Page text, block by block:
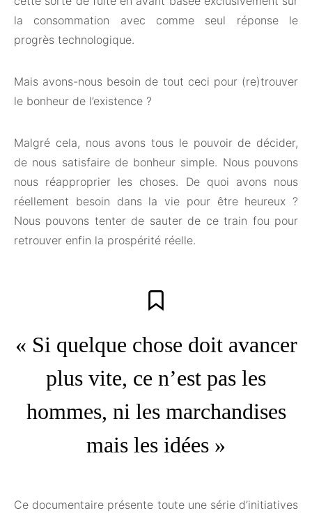
la consommation avec comme seul réponse le
progrès technologique.
Mais avons-nous besoin de tout ceci pour (re)trouver
le bonheur de l’existence ?
Malgré cela, nous avons tous le pouvoir de décider,
de nous satisfaire de bonheur simple. Nous pouvons
nous réapproprier les choses. De quoi avons nous
réellement besoin dans la vie pour être heureux ?
Nous pouvons tenter de sauter de ce train fou pour
retrouver enfin la prospérité réelle.
« Si quelque chose doit avancer
plus vite, ce n’est pas les
hommes, ni les marchandises
mais les idées »
Ce documentaire présente toute une série d’initiatives